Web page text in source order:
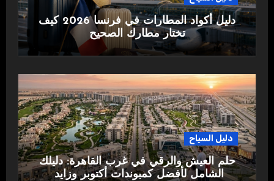
دليل أكواد المطارات في فرنسا 2026 كيف
تختار مطارك الصحيح
دليل السياح
حلم العيش والرقي في غرب القاهرة: دليلك
الشامل لأفضل كمبوندات أكتوبر وزايد